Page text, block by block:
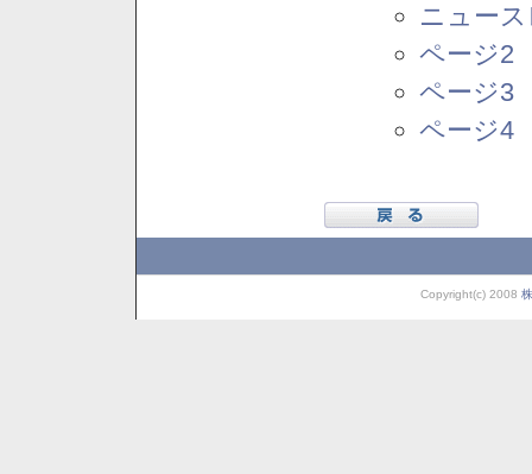
ニュー
ページ2
ページ3
ページ4
Copyright(c) 2008